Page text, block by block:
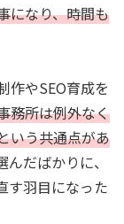
になり、時間も
作やSEO育成を
務所は例外なく
いう共通点があ
だばかりに、
す羽目になった